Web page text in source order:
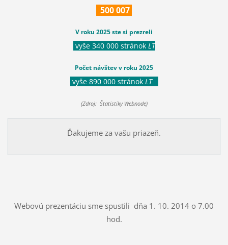
500007
V roku 2025 ste si prezreli
vyše 340 000 stránok LT
Počet návštev v roku 2025
vyše 890 000 stránok LT
(Zdroj: Štatistiky Webnode)
Ďakujeme za vašu priazeň.
Webovú prezentáciu sme spustili dňa 1. 10. 2014 o 7.00
hod.